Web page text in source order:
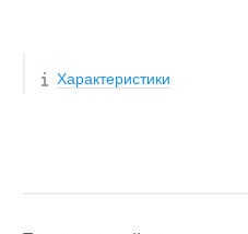
Характеристики